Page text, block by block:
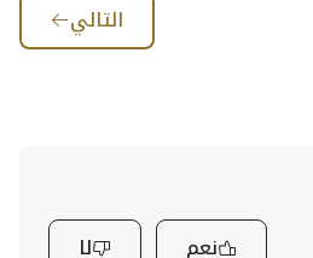
التالي
نعم لا